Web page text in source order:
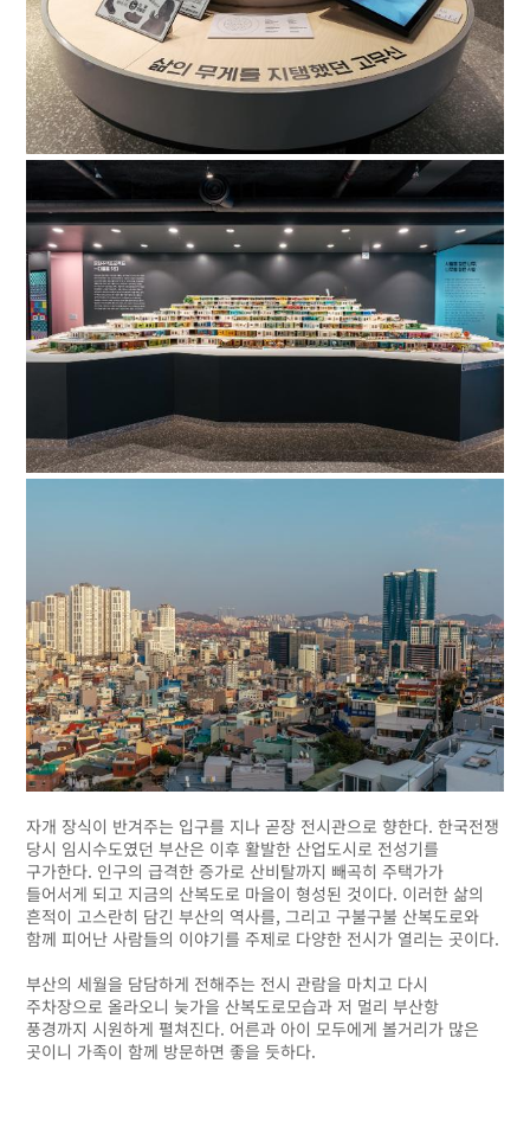
자개 장식이 반겨주는 입구를 지나 곧장 전시관으로 향한다. 한국전쟁
당시 임시수도였던 부산은 이후 활발한 산업도시로 전성기를
구가한다. 인구의 급격한 증가로 산비탈까지 빼곡히 주택가가
들어서게 되고 지금의 산복도로 마을이 형성된 것이다. 이러한 삶의
흔적이 고스란히 담긴 부산의 역사를, 그리고 구불구불 산복도로와
함께 피어난 사람들의 이야기를 주제로 다양한 전시가 열리는 곳이다.
부산의 세월을 담담하게 전해주는 전시 관람을 마치고 다시
주차장으로 올라오니 늦가을 산복도로모습과 저 멀리 부산항
풍경까지 시원하게 펼쳐진다. 어른과 아이 모두에게 볼거리가 많은
곳이니 가족이 함께 방문하면 좋을 듯하다.